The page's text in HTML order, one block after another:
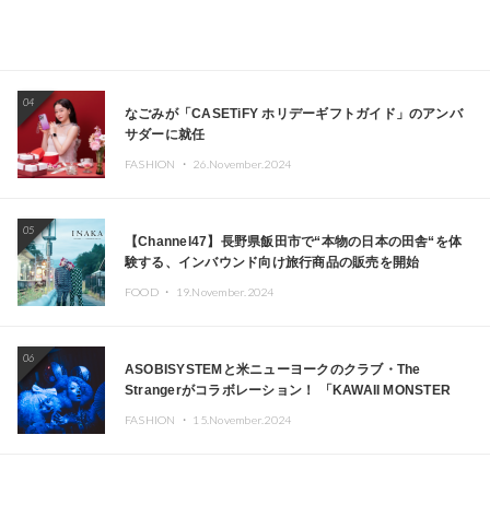
04
なごみが「CASETiFY ホリデーギフトガイド」のアンバ
サダーに就任
FASHION ・ 26.November.2024
05
【Channel47】長野県飯田市で“本物の日本の田舎“を体
験する、インバウンド向け旅行商品の販売を開始
FOOD ・ 19.November.2024
06
ASOBISYSTEMと米ニューヨークのクラブ・The
Strangerがコラボレーション！ 「KAWAII MONSTER
FASHION ・ 15.November.2024